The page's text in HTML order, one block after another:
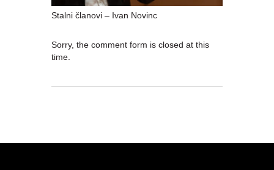
Stalni članovi – Ivan Novinc
Sorry, the comment form is closed at this
time.